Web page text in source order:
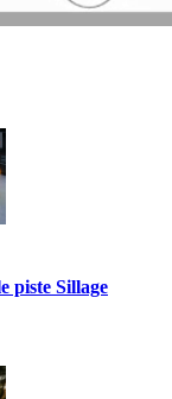
piste Sillage